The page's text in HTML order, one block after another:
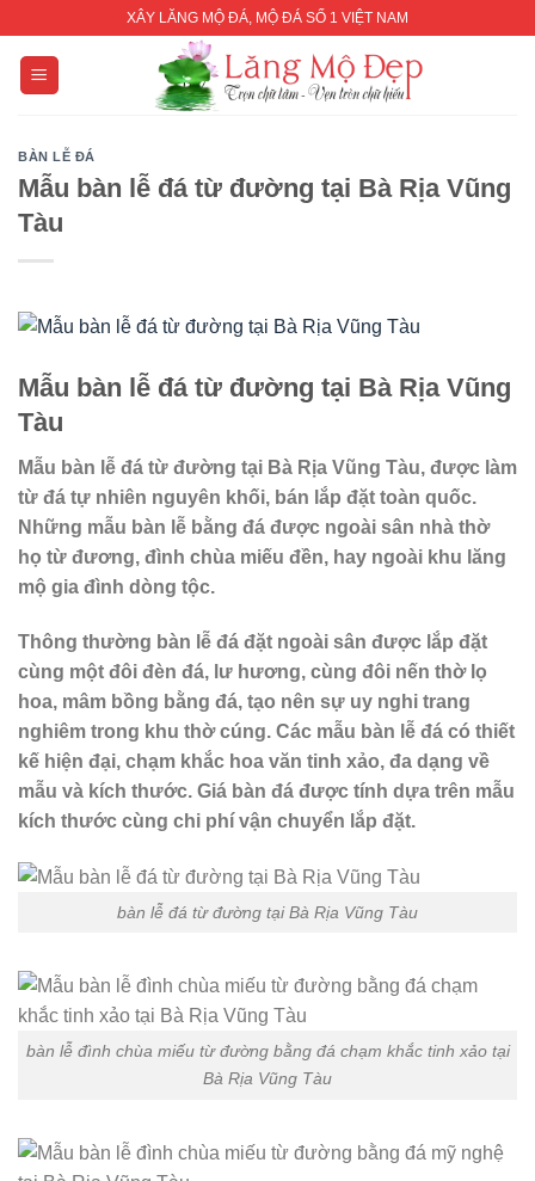
content
XÂY LĂNG MỘ ĐÁ, MỘ ĐÁ SỐ 1 VIỆT NAM
BÀN LỄ ĐÁ
Mẫu bàn lễ đá từ đường tại Bà Rịa Vũng
Tàu
Mẫu bàn lễ đá từ đường tại Bà Rịa Vũng
Tàu
Mẫu bàn lễ đá từ đường tại Bà Rịa Vũng Tàu, được làm
từ đá tự nhiên nguyên khối, bán lắp đặt toàn quốc.
Những mẫu bàn lễ bằng đá được ngoài sân nhà thờ
họ từ đương, đình chùa miếu đền, hay ngoài khu lăng
mộ gia đình dòng tộc.
Thông thường bàn lễ đá đặt ngoài sân được lắp đặt
cùng một đôi đèn đá, lư hương, cùng đôi nến thờ lọ
hoa, mâm bồng bằng đá, tạo nên sự uy nghi trang
nghiêm trong khu thờ cúng. Các mẫu bàn lễ đá có thiết
kế hiện đại, chạm khắc hoa văn tinh xảo, đa dạng về
mẫu và kích thước. Giá bàn đá được tính dựa trên mẫu
kích thước cùng chi phí vận chuyển lắp đặt.
bàn lễ đá từ đường tại Bà Rịa Vũng Tàu
bàn lễ đình chùa miếu từ đường bằng đá chạm khắc tinh xảo tại
Bà Rịa Vũng Tàu